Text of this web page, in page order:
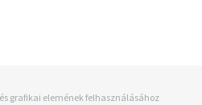
grafikai elemének felhasználásához